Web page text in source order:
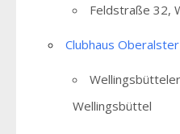
Feldstraße 32,
Clubhaus
Wellingsbüttel